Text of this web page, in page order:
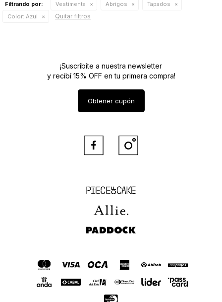
Filtrando por: Vestimenta Abrigos
Tapados
Color: Azul Quitar filtros
Piece of Cake
Allie
Paddock
¡Suscribite a nuestra newsletter
y recibí 15% OFF en tu primera compra!
Obtener cupón
 